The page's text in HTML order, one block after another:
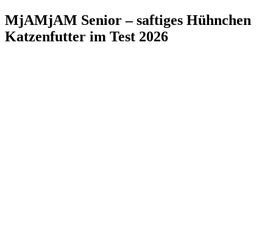
MjAMjAM Senior – saftiges Hühnchen
Katzenfutter im Test 2026